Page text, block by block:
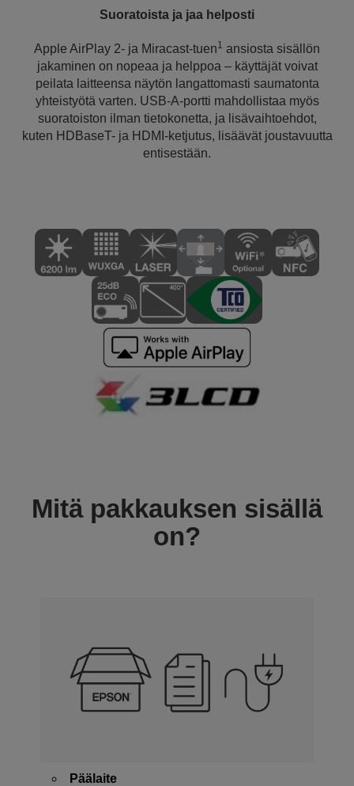
Suoratoista ja jaa helposti
Apple AirPlay 2- ja Miracast-tuen1 ansiosta sisällön
jakaminen on nopeaa ja helppoa – käyttäjät voivat
peilata laitteensa näytön langattomasti saumatonta
yhteistyötä varten. USB-A-portti mahdollistaa myös
suoratoiston ilman tietokonetta, ja lisävaihtoehdot,
kuten HDBaseT- ja HDMI-ketjutus, lisäävät joustavuutta
entisestään.
Mitä pakkauksen sisällä
on?
Päälaite